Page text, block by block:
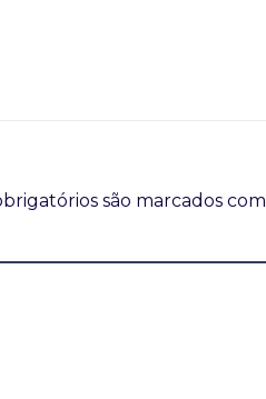
são marcados com